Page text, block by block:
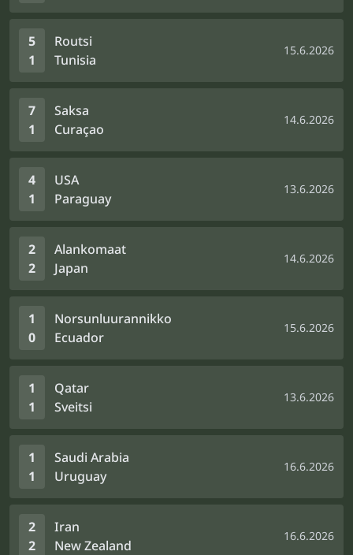
5
1
Routsi
Tunisia
15.6.2026
7
1
Saksa
Curaçao
14.6.2026
4
1
USA
Paraguay
13.6.2026
2
2
Alankomaat
Japan
14.6.2026
1
0
Norsunluurannikko
Ecuador
15.6.2026
1
1
Qatar
Sveitsi
13.6.2026
1
1
Saudi Arabia
Uruguay
16.6.2026
2
2
Iran
New Zealand
16.6.2026